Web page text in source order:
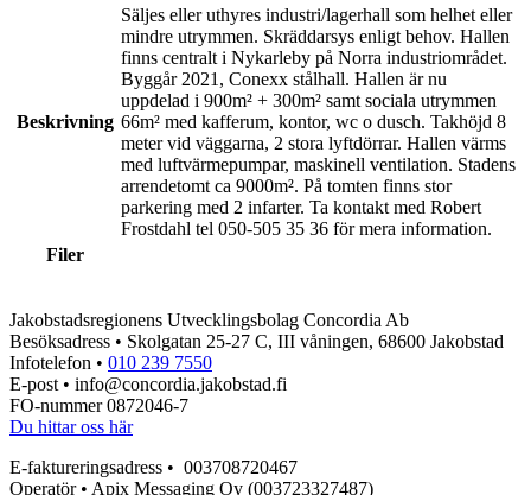
Beskrivning
Säljes eller uthyres industri/lagerhall som helhet eller
mindre utrymmen. Skräddarsys enligt behov. Hallen
finns centralt i Nykarleby på Norra industriområdet.
Byggår 2021, Conexx stålhall. Hallen är nu
uppdelad i 900m² + 300m² samt sociala utrymmen
66m² med kafferum, kontor, wc o dusch. Takhöjd 8
meter vid väggarna, 2 stora lyftdörrar. Hallen värms
med luftvärmepumpar, maskinell ventilation. Stadens
arrendetomt ca 9000m². På tomten finns stor
parkering med 2 infarter. Ta kontakt med Robert
Frostdahl tel 050-505 35 36 för mera information.
Filer
Jakobstadsregionens Utvecklingsbolag Concordia Ab
Besöksadress • Skolgatan 25-27 C, III våningen, 68600 Jakobstad
Infotelefon • 010 239 7550
E-post • info@concordia.jakobstad.fi
FO-nummer 0872046-7
Du hittar oss här
E-faktureringsadress • 003708720467
Operatör • Apix Messaging Oy (003723327487)